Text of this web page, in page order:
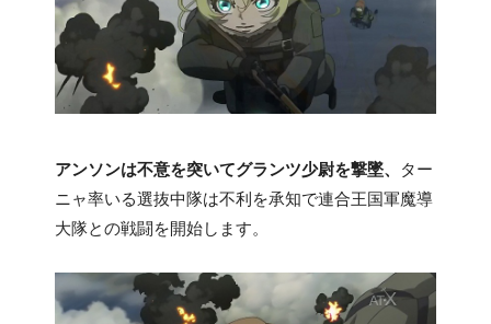
アンソンは不意を突いてグランツ少尉を撃墜、
ター
ニャ率いる選抜中隊は不利を承知で連合王国軍魔導
大隊との戦闘を開始します。